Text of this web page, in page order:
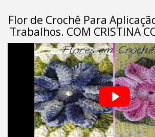
Flor de Crochê Para
Trabalhos. COM CRISTINA